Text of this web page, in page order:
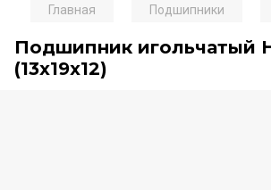
Главная Подшипники
Подшипник игольчатый
(13х19х12)